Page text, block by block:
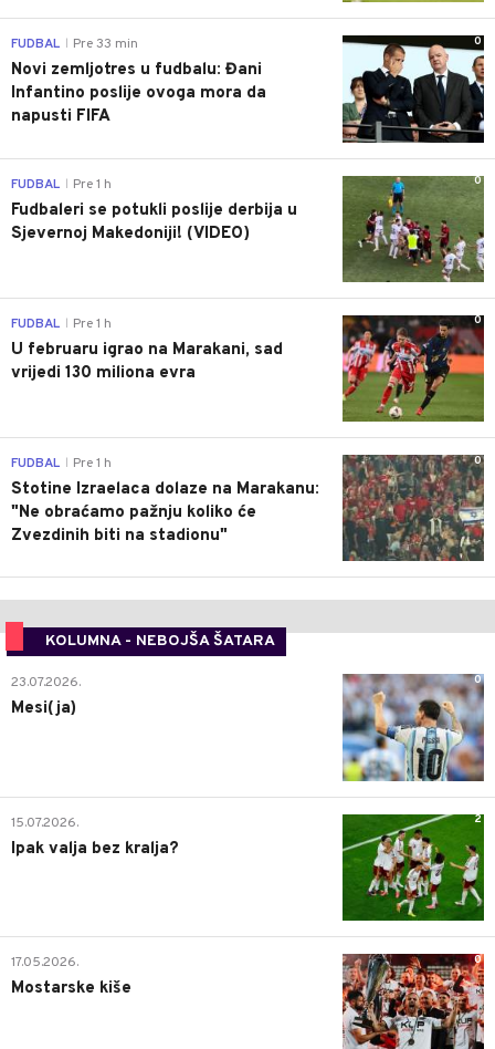
0
FUDBAL Pre 33 min
Novi zemljotres u fudbalu: Đani
Infantino poslije ovoga mora da
napusti FIFA
0
FUDBAL Pre 1 h
Fudbaleri se potukli poslije derbija u
Sjevernoj Makedoniji! (VIDEO)
0
FUDBAL Pre 1 h
U februaru igrao na Marakani, sad
vrijedi 130 miliona evra
0
FUDBAL Pre 1 h
Stotine Izraelaca dolaze na Marakanu:
"Ne obraćamo pažnju koliko će
Zvezdinih biti na stadionu"
KOLUMNA - NEBOJŠA ŠATARA
0
23.07.2026.
Mesi(ja)
2
15.07.2026.
Ipak valja bez kralja?
0
17.05.2026.
Mostarske kiše